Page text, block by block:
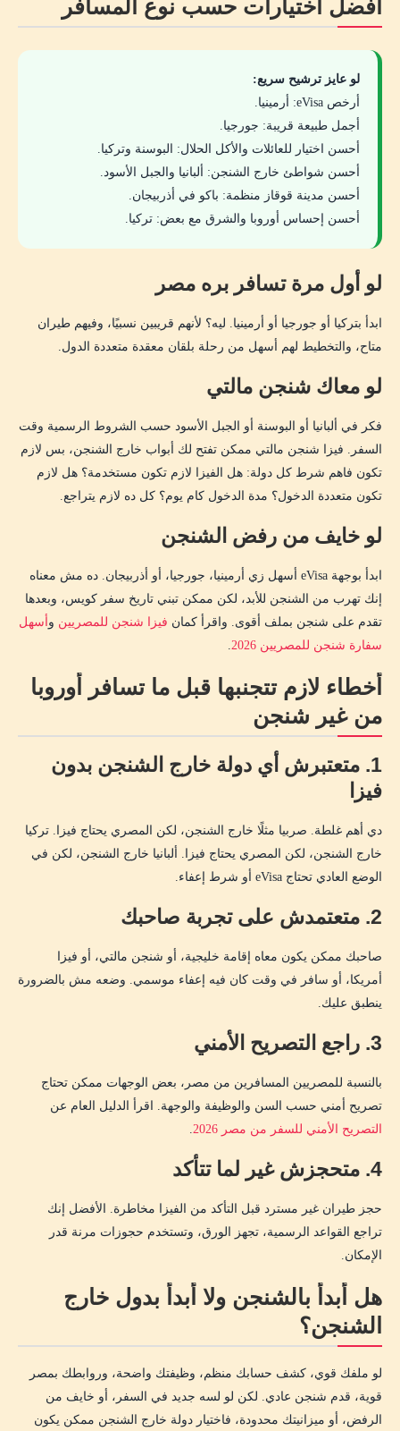
أفضل اختيارات حسب نوع المسافر
لو عايز ترشيح سريع:
أرخص eVisa: أرمينيا.
أجمل طبيعة قريبة: جورجيا.
أحسن اختيار للعائلات والأكل الحلال: البوسنة وتركيا.
أحسن شواطئ خارج الشنجن: ألبانيا والجبل الأسود.
أحسن مدينة قوقاز منظمة: باكو في أذربيجان.
أحسن إحساس أوروبا والشرق مع بعض: تركيا.
لو أول مرة تسافر بره مصر
ابدأ بتركيا أو جورجيا أو أرمينيا. ليه؟ لأنهم قريبين نسبيًا، وفيهم طيران
متاح، والتخطيط لهم أسهل من رحلة بلقان معقدة متعددة الدول.
لو معاك شنجن مالتي
فكر في ألبانيا أو البوسنة أو الجبل الأسود حسب الشروط الرسمية وقت
السفر. فيزا شنجن مالتي ممكن تفتح لك أبواب خارج الشنجن، بس لازم
تكون فاهم شرط كل دولة: هل الفيزا لازم تكون مستخدمة؟ هل لازم
تكون متعددة الدخول؟ مدة الدخول كام يوم؟ كل ده لازم يتراجع.
لو خايف من رفض الشنجن
ابدأ بوجهة eVisa أسهل زي أرمينيا، جورجيا، أو أذربيجان. ده مش معناه
إنك تهرب من الشنجن للأبد، لكن ممكن تبني تاريخ سفر كويس، وبعدها
تقدم على شنجن بملف أقوى. واقرأ كمان فيزا شنجن للمصريين و أسهل
سفارة شنجن للمصريين 2026
أخطاء لازم تتجنبها قبل ما تسافر أوروبا
من غير شنجن
1. متعتبرش أي دولة خارج الشنجن بدون
فيزا
دي أهم غلطة. صربيا مثلًا خارج الشنجن، لكن المصري يحتاج فيزا. تركيا
خارج الشنجن، لكن المصري يحتاج فيزا. ألبانيا خارج الشنجن، لكن في
الوضع العادي تحتاج eVisa أو شرط إعفاء.
2. متعتمدش على تجربة صاحبك
صاحبك ممكن يكون معاه إقامة خليجية، أو شنجن مالتي، أو فيزا
أمريكا، أو سافر في وقت كان فيه إعفاء موسمي. وضعه مش بالضرورة
ينطبق عليك.
3. راجع التصريح الأمني
بالنسبة للمصريين المسافرين من مصر، بعض الوجهات ممكن تحتاج
تصريح أمني حسب السن والوظيفة والوجهة. اقرأ الدليل العام عن
التصريح الأمني للسفر من مصر 2026
4. متحجزش غير لما تتأكد
حجز طيران غير مسترد قبل التأكد من الفيزا مخاطرة. الأفضل إنك
تراجع القواعد الرسمية، تجهز الورق، وتستخدم حجوزات مرنة قدر
الإمكان.
هل أبدأ بالشنجن ولا أبدأ بدول خارج
الشنجن؟
لو ملفك قوي، كشف حسابك منظم، وظيفتك واضحة، وروابطك بمصر
قوية، قدم شنجن عادي. لكن لو لسه جديد في السفر، أو خايف من
الرفض، أو ميزانيتك محدودة، فاختيار دولة خارج الشنجن ممكن يكون